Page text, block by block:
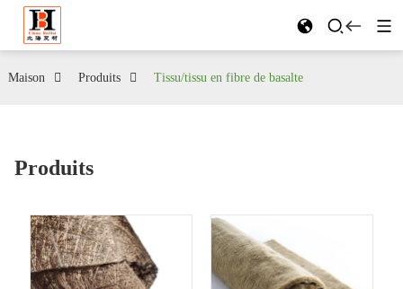
Maison Produits Tissu/tissu en fibre de basalte
Produits